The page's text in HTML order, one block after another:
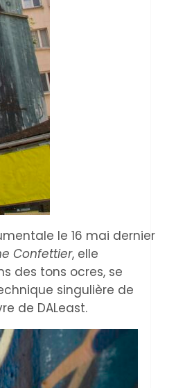
le 16 mai dernier
Confettier, elle
des tons ocres, se
singulière de
de DALeast.